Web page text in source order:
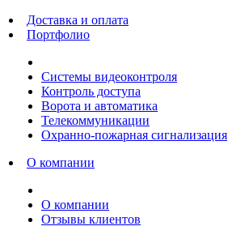
Доставка и оплата
Портфолио
Системы видеоконтроля
Контроль доступа
Ворота и автоматика
Телекоммуникации
Охранно-пожарная сигнализация
О компании
О компании
Отзывы клиентов